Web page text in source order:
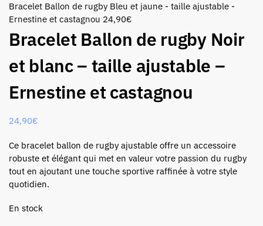
Bracelet Ballon de rugby Bleu et jaune - taille ajustable -
Ernestine et castagnou 24,90€
Bracelet Ballon de rugby Noir
et blanc – taille ajustable –
Ernestine et castagnou
24,90€
Ce bracelet ballon de rugby ajustable offre un accessoire
robuste et élégant qui met en valeur votre passion du rugby
tout en ajoutant une touche sportive raffinée à votre style
quotidien.
En stock